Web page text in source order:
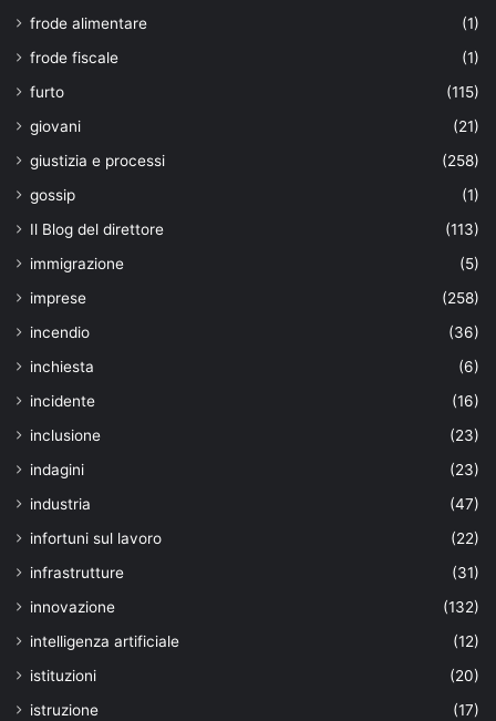
frode alimentare
(1)
frode fiscale
(1)
furto
(115)
giovani
(21)
giustizia e processi
(258)
gossip
(1)
Il Blog del direttore
(113)
immigrazione
(5)
imprese
(258)
incendio
(36)
inchiesta
(6)
incidente
(16)
inclusione
(23)
indagini
(23)
industria
(47)
infortuni sul lavoro
(22)
infrastrutture
(31)
innovazione
(132)
intelligenza artificiale
(12)
istituzioni
(20)
istruzione
(17)